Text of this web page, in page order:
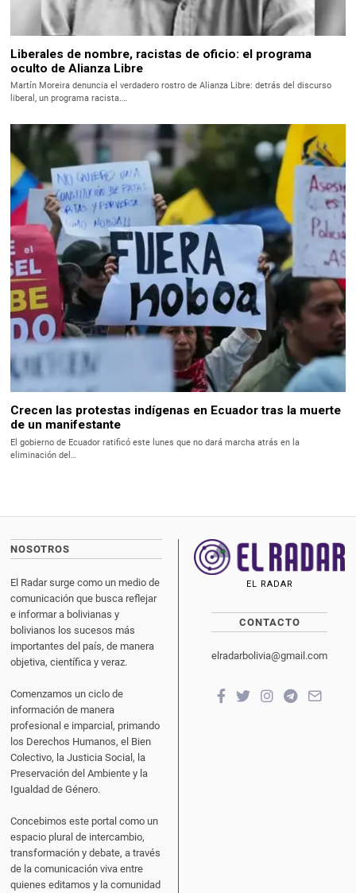
Liberales de nombre, racistas de oficio: el programa
oculto de Alianza Libre
Martín Moreira denuncia el verdadero rostro de Alianza Libre: detrás del discurso
liberal, un programa racista.…
Crecen las protestas indígenas en Ecuador tras la muerte
de un manifestante
El gobierno de Ecuador ratificó este lunes que no dará marcha atrás en la
eliminación del…
NOSOTROS
El Radar surge como un medio de
comunicación que busca reflejar
e informar a bolivianas y
bolivianos los sucesos más
importantes del país, de manera
objetiva, científica y veraz.
Comenzamos un ciclo de
información de manera
profesional e imparcial, primando
los Derechos Humanos, el Bien
Colectivo, la Justicia Social, la
Preservación del Ambiente y la
Igualdad de Género.
Concebimos este portal como un
espacio plural de intercambio,
transformación y debate, a través
de la comunicación viva entre
quienes editamos y la comunidad
EL RADAR
CONTACTO
elradarbolivia@gmail.com